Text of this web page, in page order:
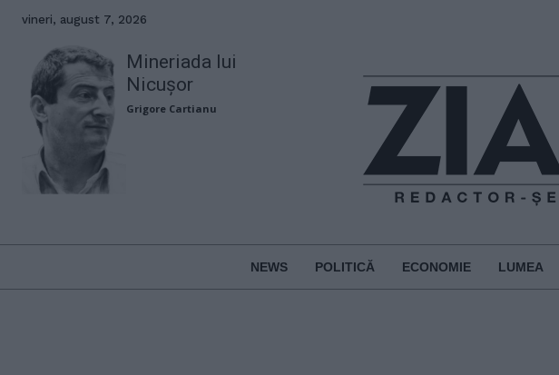
vineri, august 7, 2026
Mineriada lui
Nicușor
Grigore Cartianu
NEWS POLITICĂ ECONOMIE LUMEA